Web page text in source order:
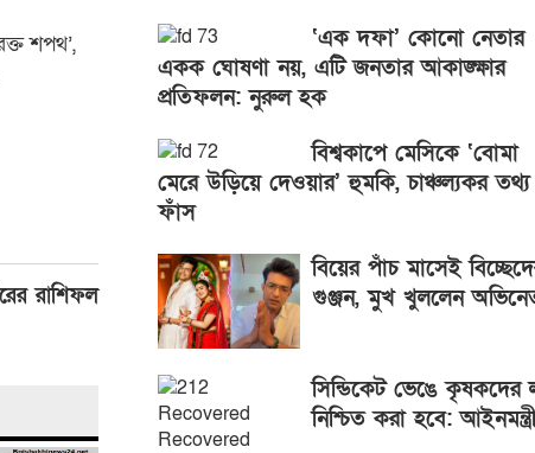
শপথ’,
রাশিফল
‘এক দফা’ কোনো নেতার
একক ঘোষণা নয়, এটি জনতার আকাঙ্ক্ষার
প্রতিফলন: নুরুল হক
বিশ্বকাপে মেসিকে ‘বোমা
মেরে উড়িয়ে দেওয়ার’ হুমকি, চাঞ্চল্যকর তথ্য
ফাঁস
বিয়ের পাঁচ মাসেই
গুঞ্জন, মুখ খুললেন
সিন্ডিকেট ভেঙে কৃষকদের
নিশ্চিত করা হবে: